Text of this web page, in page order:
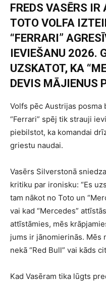
FREDS VASĒRS
TOTO VOLFA
“FERRARI”
IEVIEŠANU 2026.
UZSKATOT, KA
DEVIS MĀJIENUS
Volfs pēc Austrijas posma
“Ferrari” spēj tik strauji
piebilstot, ka komandai
griestu naudai.
Vasērs Silverstonā
kritiku par ironisku: “Es
tam nākot no Toto un
vai kad “Mercedes”
attīstāmies, mēs
jums ir jānomierinās. Mēs
nekā “Red Bull” vai kāds
Kad Vasēram tika lūgts